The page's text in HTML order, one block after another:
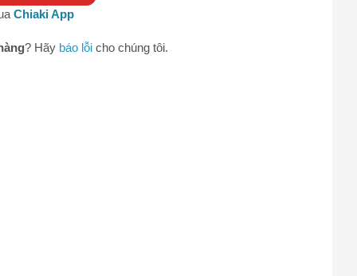
Chiaki App
? Hãy báo lỗi cho chúng tôi.